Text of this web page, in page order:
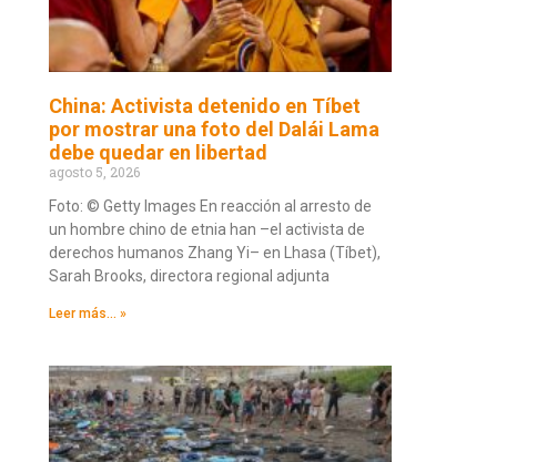
China: Activista detenido en Tíbet
por mostrar una foto del Dalái Lama
debe quedar en libertad
agosto 5, 2026
Foto: © Getty Images En reacción al arresto de
un hombre chino de etnia han –el activista de
derechos humanos Zhang Yi– en Lhasa (Tíbet),
Sarah Brooks, directora regional adjunta
Leer más... »